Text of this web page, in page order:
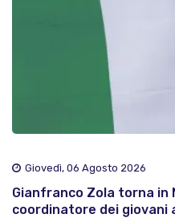
Giovedì, 06 Agosto 2026
Gianfranco Zola torna in
coordinatore dei giovani